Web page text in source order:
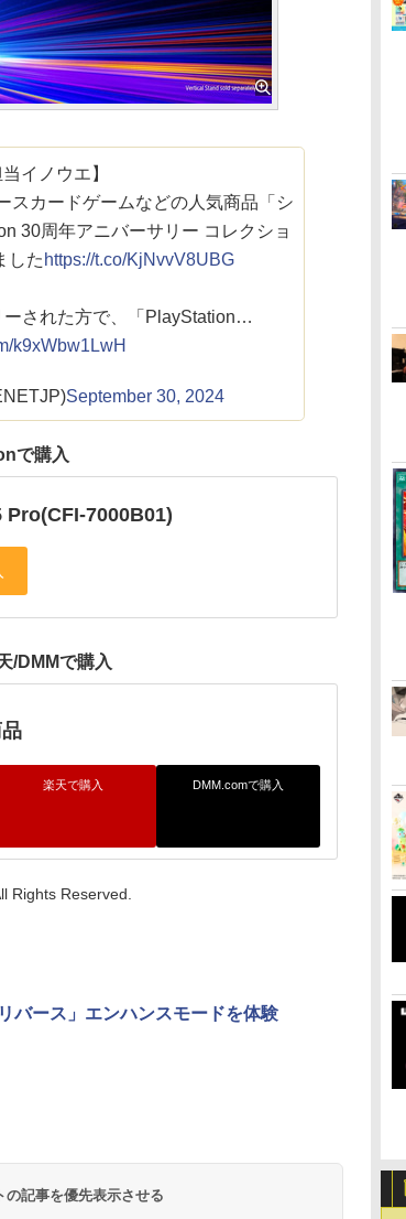
イノウエ】
スカードゲームなどの人気商品「シ
30周年アニバーサリー コレクショ
した https://t.co/KjNvvV8UBG
された方で、「PlayStation…
k9xWbw1LwH
September 30, 2024
で購入
7000B01)
/DMMで購入
楽天で購入 DMM.comで購入
Rights Reserved.
バース」エンハンスモードを体験
記事を優先表示させる